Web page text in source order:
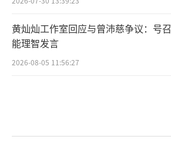
黄灿灿工作室回应与曾沛慈争议：号召
能理智发言
2026-08-05 11:56:27